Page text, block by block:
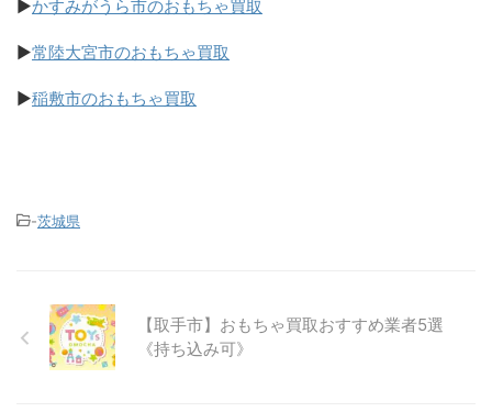
▶かすみがうら市のおもちゃ買取
▶常陸大宮市のおもちゃ買取
▶稲敷市のおもちゃ買取
-茨城県
【取手市】おもちゃ買取おすすめ業者5選
《持ち込み可》